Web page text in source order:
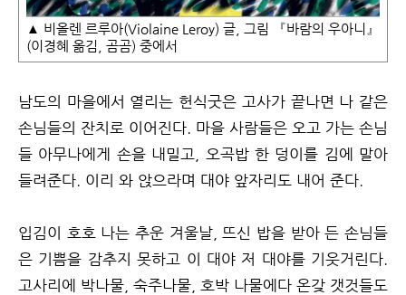
▲ 비올렌 르루아(Violaine Leroy) 글, 그림 『바람의 우아니』
(이경혜 옮김, 곰곰) 중에서
남도의 마을에서 열리는 헌식굿은 고사가 끝나면 나 같은
손님들의 잔치로 이어진다. 마을 사람들은 오고 가는 손님
들 아무나에게 손을 내밀고, 오곡밥 한 덩이를 김에 말아
들려준다. 이리 와 앉으라며 대야 앞자리도 내어 준다.
입김이 호호 나는 추운 겨울날, 뜨신 밥을 받아 든 손님들
은 기쁨을 감추지 못하고 이 대야 저 대야를 기웃거린다.
고사리에 박나물, 숙주나물, 호박 나물에다 온갖 갯것들도